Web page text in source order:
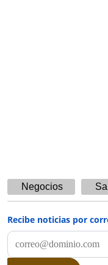
Negocios
Recibe noticias por